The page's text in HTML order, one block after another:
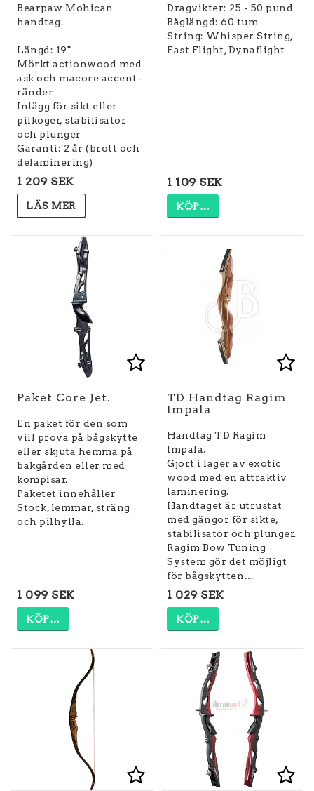
Bearpaw Mohican
handtag.
Längd: 19"
Mörkt actionwood med
ask och macore accent-
ränder
Inlägg för sikt eller
pilkoger, stabilisator
och plunger
Garanti: 2 år (brott och
delaminering)
1 209 SEK
LÄS MER
Dragvikter: 25 - 50 pund
Båglängd: 60 tum
String: Whisper String,
1 109 SEK
KÖP…
Lägg till i
Lägg till i
Paket Core Jet.
En paket för den som
vill prova på bågskytte
eller skjuta hemma på
bakgården eller med
kompisar.
Paketet innehåller
Stock, lemmar, sträng
och pilhylla.
1 099 SEK
KÖP…
TD Handtag Ragim
Impala
Handtag TD Ragim
Impala.
Gjort i lager av exotic
wood med en attraktiv
laminering.
Handtaget är utrustat
med gängor för sikte,
stabilisator och plunger.
Ragim Bow Tuning
System gör det möjligt
för bågskytten…
1 029 SEK
KÖP…